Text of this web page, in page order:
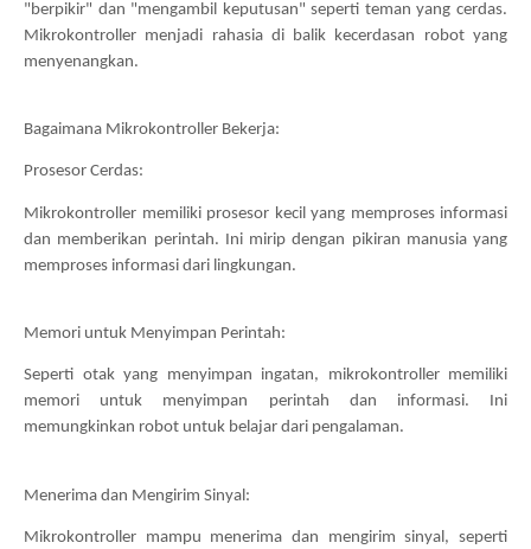
"berpikir" dan "mengambil keputusan" seperti teman yang cerdas.
Mikrokontroller menjadi rahasia di balik kecerdasan robot yang
menyenangkan.
Bagaimana Mikrokontroller Bekerja:
Prosesor Cerdas:
Mikrokontroller memiliki prosesor kecil yang memproses informasi
dan memberikan perintah. Ini mirip dengan pikiran manusia yang
memproses informasi dari lingkungan.
Memori untuk Menyimpan Perintah:
Seperti otak yang menyimpan ingatan, mikrokontroller memiliki
memori untuk menyimpan perintah dan informasi. Ini
memungkinkan robot untuk belajar dari pengalaman.
Menerima dan Mengirim Sinyal:
Mikrokontroller mampu menerima dan mengirim sinyal, seperti